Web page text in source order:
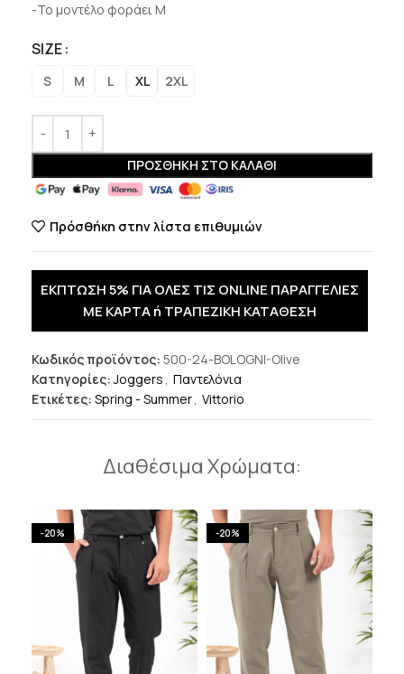
-Το μοντέλο φοράει Μ
SIZE
S M L XL 2XL
ΠΡΟΣΘΉΚΗ ΣΤΟ ΚΑΛΆΘΙ
Πρόσθήκη στην λίστα επιθυμιών
ΕΚΠΤΩΣΗ 5% ΓΙΑ ΟΛΕΣ ΤΙΣ ONLINE ΠΑΡΑΓΓΕΛΙΕΣ
ΜΕ ΚΑΡΤΑ ή ΤΡΑΠΕΖΙΚΗ ΚΑΤΑΘΕΣΗ
Κωδικός προϊόντος: 500-24-BOLOGNI-Olive
Κατηγορίες: Joggers , Παντελόνια
Ετικέτες: Spring - Summer, Vittorio
Διαθέσιμα Χρώματα:
-20% -20%